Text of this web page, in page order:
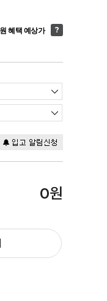
혜택 예상가
0원